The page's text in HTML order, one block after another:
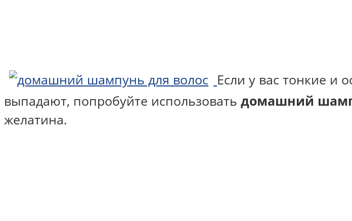
Если у вас тонкие и
выпадают, попробуйте использовать домашний
желатина.